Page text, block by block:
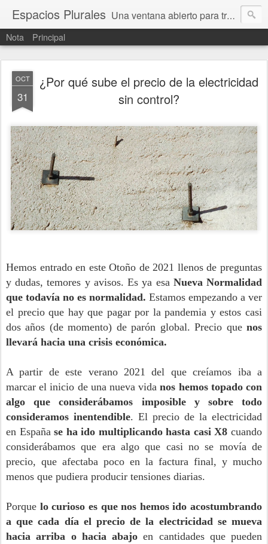
Espacios Plurales Una ventana abierto para tratar problemas que nos afectan a todxs. Temas sociales, educación, cultura, economía, política, derechos, calidad de vida. Estamos gobernados, pero queremos una calidad mayor en la política.
Nota Principal
OCT
31
¿Por qué sube el precio de la electricidad
sin control?
Hemos entrado en este Otoño de 2021 llenos de preguntas
y dudas, temores y avisos. Es ya esa Nueva Normalidad
que todavía no es normalidad. Estamos empezando a ver
el precio que hay que pagar por la pandemia y estos casi
dos años (de momento) de parón global. Precio que nos
llevará hacia una crisis económica.
A partir de este verano 2021 del que creíamos iba a
marcar el inicio de una nueva vidanos hemos topado con
algo que considerábamos imposible y sobre todo
consideramos inentendible. El precio de la electricidad
en Españase ha ido multiplicando hasta casi X8 cuando
considerábamos que era algo que casi no se movía de
precio, que afectaba poco en la factura final, y mucho
menos que pudiera producir tensiones diarias.
Porque lo curioso es que nos hemos ido acostumbrando
a que cada día el precio de la electricidad se mueva
hacia arriba o hacia abajo en cantidades que pueden